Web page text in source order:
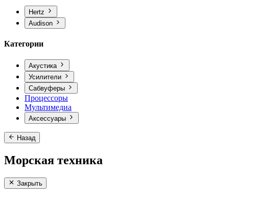
Hertz
Audison
Категории
Акустика
Усилители
Сабвуферы
Процессоры
Мультимедиа
Аксессуары
Назад
Морская техника
Закрыть